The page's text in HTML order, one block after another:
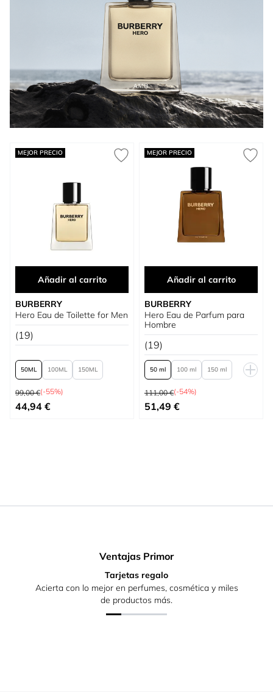
Press to skip carousel
MEJOR PRECIO
Añadir al carrito
BURBERRY
Hero Eau de Toilette for Men
(19)
50 100 150
Precio habitual
99,00 €(-55%)
Tan bajo como
44,94 €
MEJOR PRECIO
Añadir al carrito
BURBERRY
Hero Eau de Parfum para
Hombre
(19)
50 ml 100 ml 150 ml
200 ml Refill
Precio habitual
111,00 €(-54%)
Tan bajo como
51,49 €
Ventajas Primor
Tarjetas regalo
Acierta con lo mejor en perfumes, cosmética y miles
de productos más.